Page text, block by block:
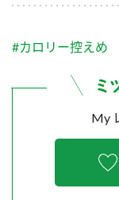
ふりかけ
炊き込み
つゆ
PIN印
スペシャルサイト
販売終了製品のご案
よくあるご質問
#カロリー控えめ
My